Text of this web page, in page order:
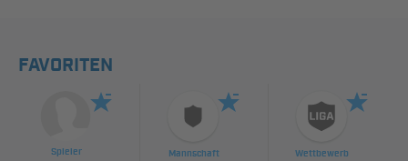
FAVORITEN
Spieler Mannschaft Wettbewerb